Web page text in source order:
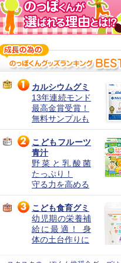
カルシウムグミ
13年連続モンド
最高金賞受賞！
無料サンプルも
こどもフルーツ
青汁
野菜と乳酸菌
たっぷり！
守る力を高める
こども食育グミ
幼児期の栄養補
給に最適！ 身
体の土台作りに